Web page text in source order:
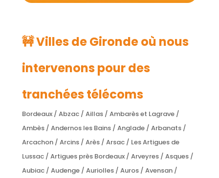
🚧 Villes de Gironde où nous
intervenons pour des
tranchées télécoms
Bordeaux / Abzac / Aillas / Ambarès et Lagrave /
Ambès / Andernos les Bains / Anglade / Arbanats /
Arcachon / Arcins / Arès / Arsac / Les Artigues de
Lussac / Artigues près Bordeaux / Arveyres / Asques /
Aubiac / Audenge / Auriolles / Auros / Avensan /